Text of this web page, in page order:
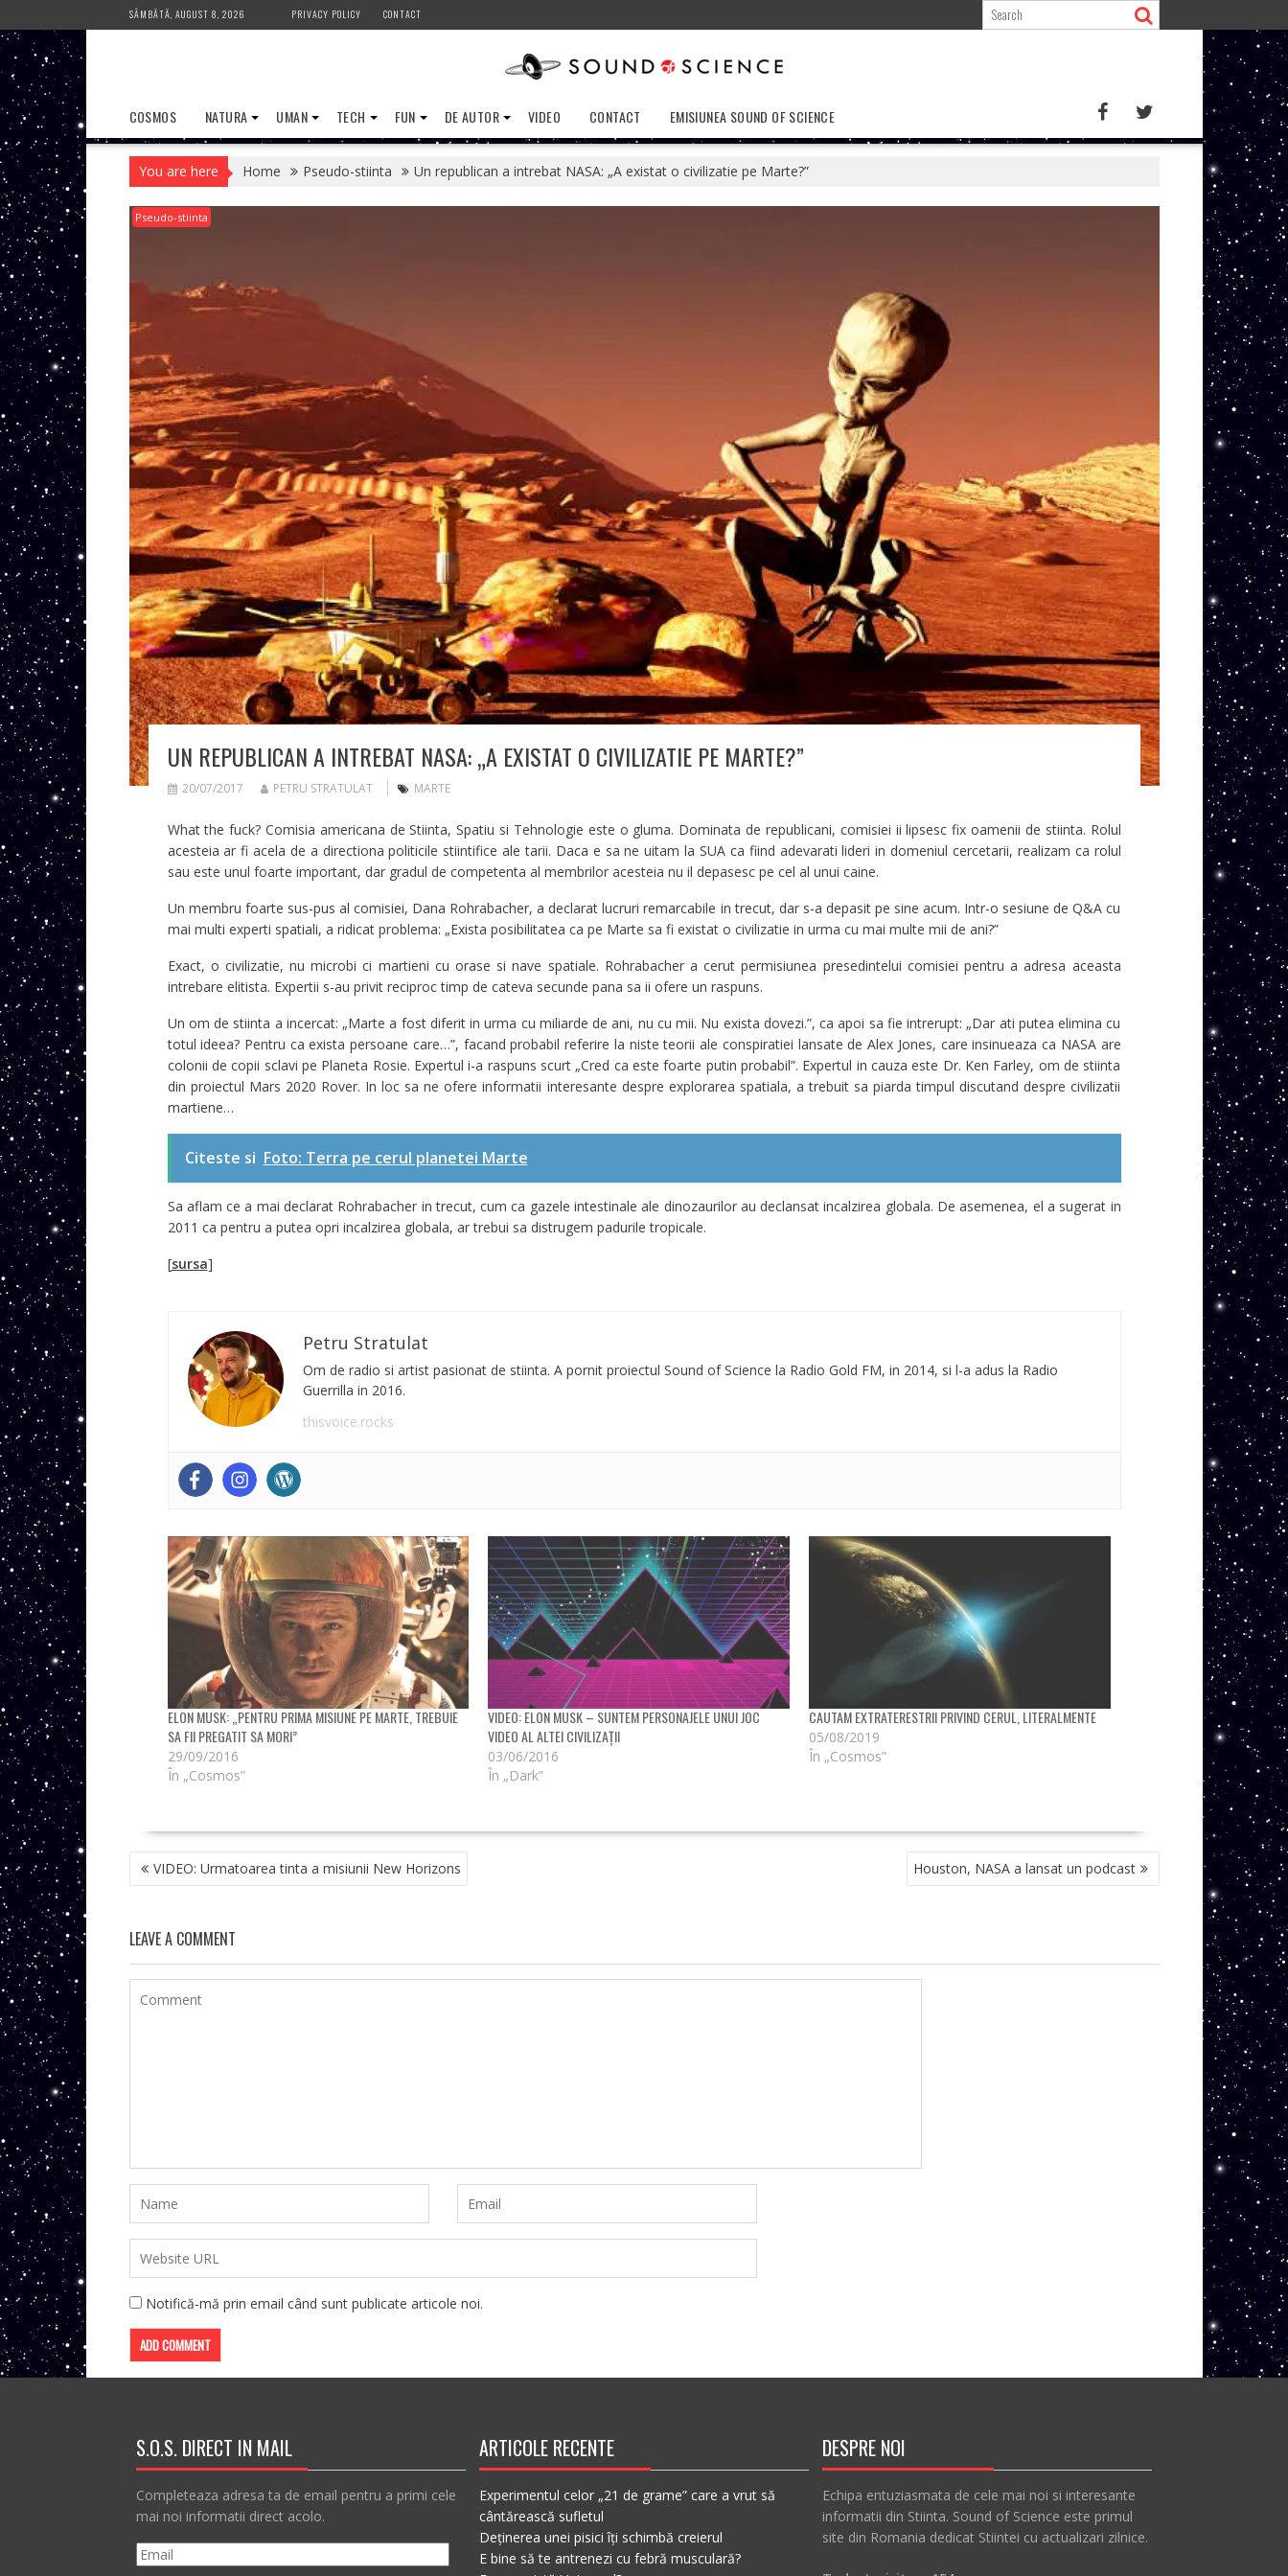
to
content
SÂMBĂTĂ, AUGUST 8, 2026 PRIVACY POLICY CONTACT
COSMOS NATURA UMAN TECH FUN DE AUTOR VIDEO CONTACT EMISIUNEA SOUND OF SCIENCE
You are here Home Pseudo-stiinta Un republican a intrebat NASA: „A existat o civilizatie pe Marte?”
Pseudo-stiinta
UN REPUBLICAN A INTREBAT NASA: „A EXISTAT O CIVILIZATIE PE MARTE?”
20/07/2017 PETRU STRATULAT MARTE
What the fuck? Comisia americana de Stiinta, Spatiu si Tehnologie este o gluma. Dominata de republicani, comisiei ii lipsesc fix oamenii de stiinta. Rolul
acesteia ar fi acela de a directiona politicile stiintifice ale tarii. Daca e sa ne uitam la SUA ca fiind adevarati lideri in domeniul cercetarii, realizam ca rolul
sau este unul foarte important, dar gradul de competenta al membrilor acesteia nu il depasesc pe cel al unui caine.
Un membru foarte sus-pus al comisiei, Dana Rohrabacher, a declarat lucruri remarcabile in trecut, dar s-a depasit pe sine acum. Intr-o sesiune de Q&A cu
mai multi experti spatiali, a ridicat problema: „Exista posibilitatea ca pe Marte sa fi existat o civilizatie in urma cu mai multe mii de ani?”
Exact, o civilizatie, nu microbi ci martieni cu orase si nave spatiale. Rohrabacher a cerut permisiunea presedintelui comisiei pentru a adresa aceasta
intrebare elitista. Expertii s-au privit reciproc timp de cateva secunde pana sa ii ofere un raspuns.
Un om de stiinta a incercat: „Marte a fost diferit in urma cu miliarde de ani, nu cu mii. Nu exista dovezi.”, ca apoi sa fie intrerupt: „Dar ati putea elimina cu
totul ideea? Pentru ca exista persoane care…”, facand probabil referire la niste teorii ale conspiratiei lansate de Alex Jones, care insinueaza ca NASA are
colonii de copii sclavi pe Planeta Rosie. Expertul i-a raspuns scurt „Cred ca este foarte putin probabil”. Expertul in cauza este Dr. Ken Farley, om de stiinta
din proiectul Mars 2020 Rover. In loc sa ne ofere informatii interesante despre explorarea spatiala, a trebuit sa piarda timpul discutand despre civilizatii
martiene…
Citeste si Foto: Terra pe cerul planetei Marte
Sa aflam ce a mai declarat Rohrabacher in trecut, cum ca gazele intestinale ale dinozaurilor au declansat incalzirea globala. De asemenea, el a sugerat in
2011 ca pentru a putea opri incalzirea globala, ar trebui sa distrugem padurile tropicale.
[sursa]
Petru Stratulat
Om de radio si artist pasionat de stiinta. A pornit proiectul Sound of Science la Radio Gold FM, in 2014, si l-a adus la Radio
Guerrilla in 2016.
thisvoice.rocks
ELON MUSK: „PENTRU PRIMA MISIUNE PE MARTE, TREBUIE
SA FII PREGATIT SA MORI”
29/09/2016
În „Cosmos”
VIDEO: ELON MUSK – SUNTEM PERSONAJELE UNUI JOC
VIDEO AL ALTEI CIVILIZAȚII
03/06/2016
În „Dark”
CAUTAM EXTRATERESTRII PRIVIND CERUL, LITERALMENTE
05/08/2019
În „Cosmos”
NAVIGARE
ÎN VIDEO: Urmatoarea tinta a misiunii New Horizons Houston, NASA a lansat un podcast
LEAVE A COMMENT
Notifică-mă prin email când sunt publicate articole noi.
S.O.S. DIRECT IN MAIL
Completeaza adresa ta de email pentru a primi cele
mai noi informatii direct acolo.
Email
ARTICOLE RECENTE
Experimentul celor „21 de grame” care a vrut să
cântărească sufletul
Deținerea unei pisici îți schimbă creierul
E bine să te antrenezi cu febră musculară?
DESPRE NOI
Echipa entuziasmata de cele mai noi si interesante
informatii din Stiinta. Sound of Science este primul
site din Romania dedicat Stiintei cu actualizari zilnice.